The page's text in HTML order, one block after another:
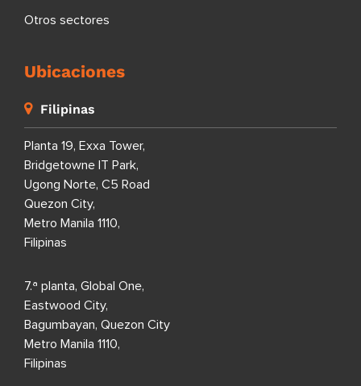
Otros sectores
Ubicaciones
Filipinas
Planta 19, Exxa Tower,
Bridgetowne IT Park,
Ugong Norte, C5 Road
Quezon City,
Metro Manila 1110,
Filipinas
7.ª planta, Global One,
Eastwood City,
Bagumbayan, Quezon City
Metro Manila 1110,
Filipinas